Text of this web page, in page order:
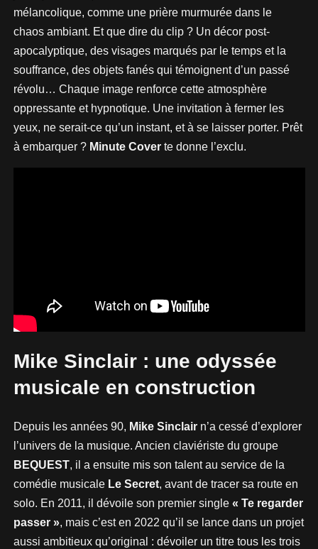
mélancolique, comme une prière murmurée dans le
chaos ambiant. Et que dire du clip ? Un décor post-
apocalyptique, des visages marqués par le temps et la
souffrance, des objets fanés qui témoignent d’un passé
révolu… Chaque image renforce cette atmosphère
oppressante et hypnotique. Une invitation à fermer les
yeux, ne serait-ce qu’un instant, et à se laisser porter. Prêt
à embarquer ? Minute Coverte donne l’exclu.
Mike Sinclair : une odyssée
musicale en construction
Depuis les années 90, Mike Sinclairn’a cessé d’explorer
l’univers de la musique. Ancien claviériste du groupe
BEQUEST, il a ensuite mis son talent au service de la
comédie musicale Le Secret, avant de tracer sa route en
solo. En 2011, il dévoile son premier single « Te regarder
passer », mais c’est en 2022 qu’il se lance dans un projet
aussi ambitieux qu’original : dévoiler un titre tous les trois